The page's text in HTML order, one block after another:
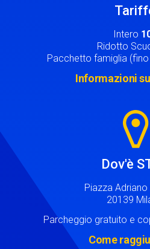
Intero
Ridotto
Pacchetto famiglia
Informazioni
Dov'è
Piazza Adriano
20139
Parcheggio gratuito e
Come